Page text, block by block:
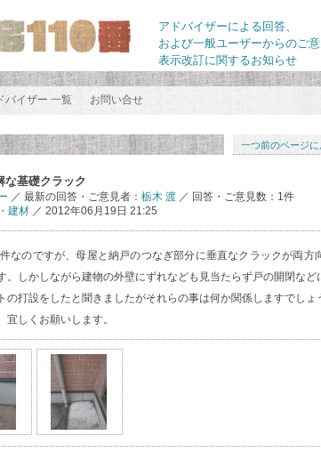
アドバイザーによる回答、
および一般ユーザーからのご
表示改訂に関するお知らせ
バイザー 一覧 お問い合せ
一つ前のページに
な基礎クラック
／ 最新の回答・ご意見者： 栃木 渡 ／ 回答・ご意見数：1件
建材 ／ 2012年06月19日 21:25
なのですが、母屋と納戸のつなぎ部分に垂直なクラックが両方
。しかしながら建物の外壁にずれなども見当たらず戸の開閉など
の打設をしたと聞きましたがそれらの事は何か関係しますでし
しくお願いします。